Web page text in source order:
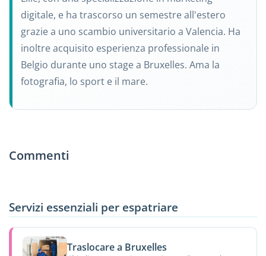
digitale, e ha trascorso un semestre all'estero
grazie a uno scambio universitario a Valencia. Ha
inoltre acquisito esperienza professionale in
Belgio durante uno stage a Bruxelles. Ama la
fotografia, lo sport e il mare.
Commenti
Servizi essenziali per espatriare
Traslocare a Bruxelles